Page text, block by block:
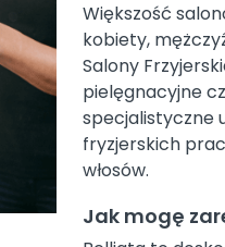
Większość
kobiety,
Salony
pielęgnacyjne
specjalistyczne
fryzjerskich
włosów.
Jak mogę